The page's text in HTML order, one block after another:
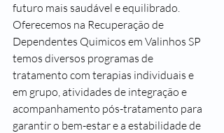
futuro mais saudável e equilibrado.
Oferecemos na Recuperação de
Dependentes Quimicos em Valinhos SP
temos diversos programas de
tratamento com terapias individuais e
em grupo, atividades de integração e
acompanhamento pós-tratamento para
garantir o bem-estar e a estabilidade de